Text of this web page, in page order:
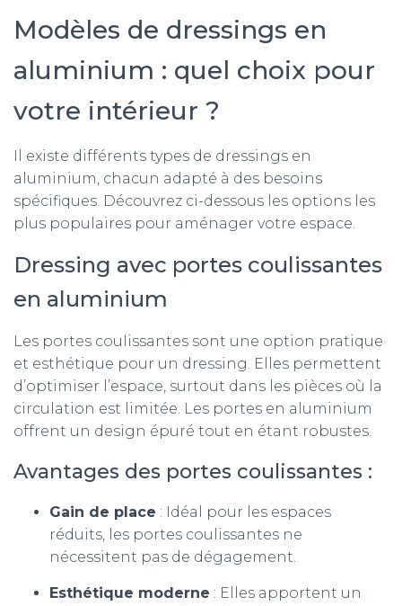
Modèles de dressings en
aluminium : quel choix pour
votre intérieur ?
Il existe différents types de dressings en
aluminium, chacun adapté à des besoins
spécifiques. Découvrez ci-dessous les options les
plus populaires pour aménager votre espace.
Dressing avec portes coulissantes
en aluminium
Les portes coulissantes sont une option pratique
et esthétique pour un dressing. Elles permettent
d’optimiser l’espace, surtout dans les pièces où la
circulation est limitée. Les portes en aluminium
offrent un design épuré tout en étant robustes.
Avantages des portes coulissantes :
Gain de place : Idéal pour les espaces
réduits, les portes coulissantes ne
nécessitent pas de dégagement.
Esthétique moderne : Elles apportent un